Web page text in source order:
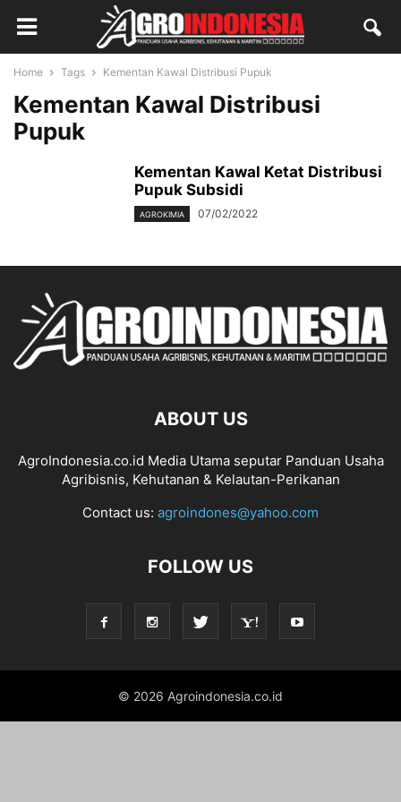
Home Tags Kementan Kawal Distribusi Pupuk
Kementan Kawal Distribusi
Pupuk
Kementan Kawal Ketat Distribusi
Pupuk Subsidi
AGROKIMIA 07/02/2022
ABOUT US
AgroIndonesia.co.id Media Utama seputar Panduan Usaha
Agribisnis, Kehutanan & Kelautan-Perikanan
Contact us: agroindones@yahoo.com
FOLLOW US
© 2026 Agroindonesia.co.id